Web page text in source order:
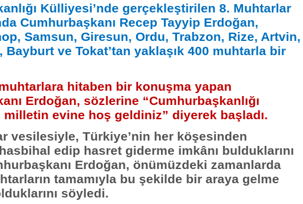
Külliyesi’nde gerçekleştirilen 8. Muhtarlar
Cumhurbaşkanı Recep Tayyip Erdoğan,
Samsun, Giresun, Ordu, Trabzon, Rize, Artvin,
Bayburt ve Tokat’tan yaklaşık 400 muhtarla bir
hitaben bir konuşma yapan
Erdoğan, sözlerine “Cumhurbaşkanlığı
milletin evine hoş geldiniz” diyerek başladı.
vesilesiyle, Türkiye’nin her köşesinden
edip hasret giderme imkânı bulduklarını
Erdoğan, önümüzdeki zamanlarda
tamamıyla bu şekilde bir araya gelme
söyledi.